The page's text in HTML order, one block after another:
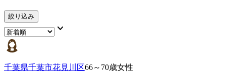
絞り込み
keyboard_arrow_down
千葉県千葉市花見川区66～70歳女性